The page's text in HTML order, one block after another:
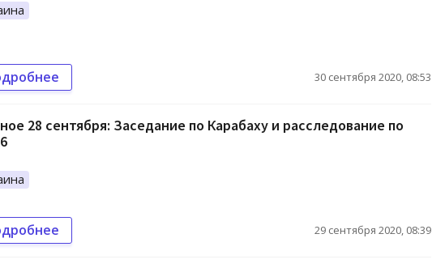
30 сентября 2020, 08:53
28 сентября: Заседание по Карабаху и расследование по
29 сентября 2020, 08:39